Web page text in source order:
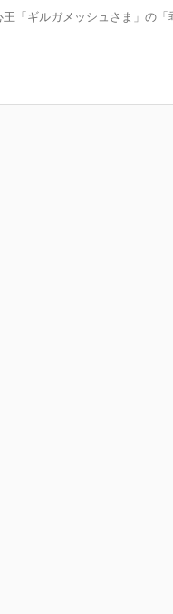
王「ギルガメッシュさま」の